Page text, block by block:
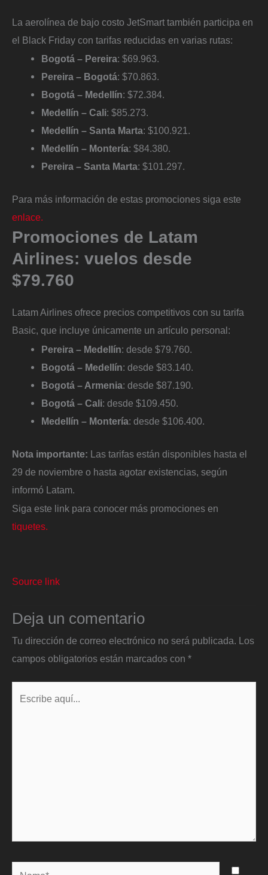
La aerolínea de bajo costo JetSmart también participa en
el Black Friday con tarifas reducidas en varias rutas:
Bogotá – Pereira: $69.963.
Pereira – Bogotá: $70.863.
Bogotá – Medellín: $72.384.
Medellín – Cali: $85.273.
Medellín – Santa Marta: $100.921.
Medellín – Montería: $84.380.
Pereira – Santa Marta: $101.297.
Para más información de estas promociones siga este
enlace.
Promociones de Latam
Airlines: vuelos desde
$79.760
Latam Airlines ofrece precios competitivos con su tarifa
Basic, que incluye únicamente un artículo personal:
Pereira – Medellín: desde $79.760.
Bogotá – Medellín: desde $83.140.
Bogotá – Armenia: desde $87.190.
Bogotá – Cali: desde $109.450.
Medellín – Montería: desde $106.400.
Nota importante: Las tarifas están disponibles hasta el
29 de noviembre o hasta agotar existencias, según
informó Latam.
Siga este link para conocer más promociones en
tiquetes.
Source link
Deja un comentario
Tu dirección de correo electrónico no será publicada. Los
campos obligatorios están marcados con *
Name*